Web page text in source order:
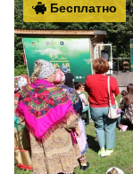
Бесплатно